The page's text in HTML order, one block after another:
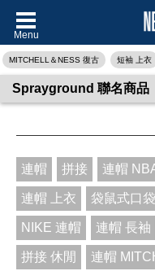
Menu
MITCHELL＆NESS 復古 短袖 上衣
Sprayground 聯名商品
連帽 拼接 連帽
連帽 上衣 袋鼠式口
NIKE 連帽 連帽 長袖
拼接 休閒 連帽